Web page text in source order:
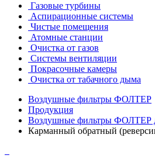
Газовые турбины
Аспирационные системы
Чистые помещения
Атомные станции
Очистка от газов
Системы вентиляции
Покрасочные камеры
Очистка от табачного дыма
Воздушные фильтры ФОЛТЕР
Продукция
Воздушные фильтры ФОЛТЕР
Карманный обратный